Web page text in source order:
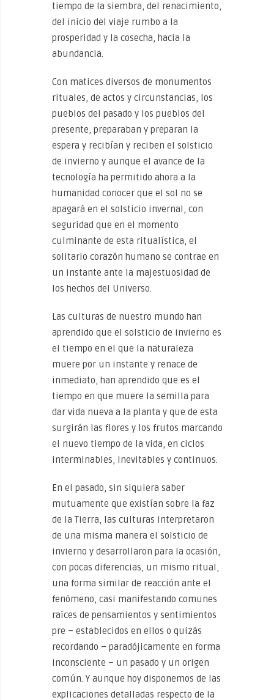
tiempo de la siembra, del renacimiento,
del inicio del viaje rumbo a la
prosperidad y la cosecha, hacia la
abundancia.
Con matices diversos de monumentos
rituales, de actos y circunstancias, los
pueblos del pasado y los pueblos del
presente, preparaban y preparan la
espera y recibían y reciben el solsticio
de invierno y aunque el avance de la
tecnología ha permitido ahora a la
humanidad conocer que el sol no se
apagará en el solsticio invernal, con
seguridad que en el momento
culminante de esta ritualística, el
solitario corazón humano se contrae en
un instante ante la majestuosidad de
los hechos del Universo.
Las culturas de nuestro mundo han
aprendido que el solsticio de invierno es
el tiempo en el que la naturaleza
muere por un instante y renace de
inmediato, han aprendido que es el
tiempo en que muere la semilla para
dar vida nueva a la planta y que de esta
surgirán las flores y los frutos marcando
el nuevo tiempo de la vida, en ciclos
interminables, inevitables y continuos.
En el pasado, sin siquiera saber
mutuamente que existían sobre la faz
de la Tierra, las culturas interpretaron
de una misma manera el solsticio de
invierno y desarrollaron para la ocasión,
con pocas diferencias, un mismo ritual,
una forma similar de reacción ante el
fenómeno, casi manifestando comunes
raíces de pensamientos y sentimientos
pre – establecidos en ellos o quizás
recordando – paradójicamente en forma
inconsciente – un pasado y un origen
común. Y aunque hoy disponemos de las
explicaciones detalladas respecto de la